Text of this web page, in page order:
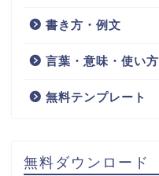
書き方・例文
言葉・意味・使い方
無料テンプレート
無料ダウンロード